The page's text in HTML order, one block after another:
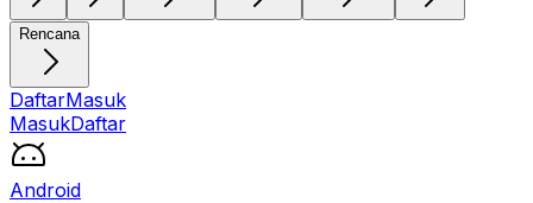
Rencana
DaftarMasuk
MasukDaftar
Android